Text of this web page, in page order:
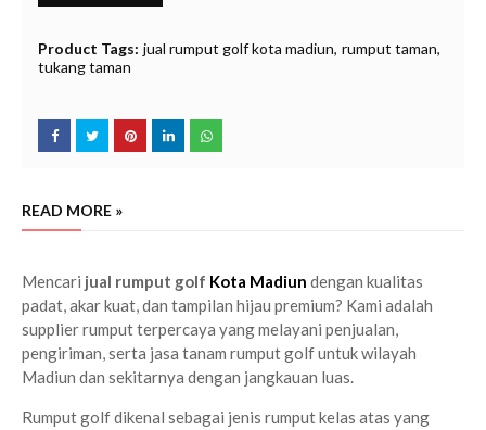
Product Tags: jual rumput golf kota madiun rumput taman
tukang taman
READ MORE »
Mencari jual rumput golf Kota Madiun dengan kualitas
padat, akar kuat, dan tampilan hijau premium? Kami adalah
supplier rumput terpercaya yang melayani penjualan,
pengiriman, serta jasa tanam rumput golf untuk wilayah
Madiun dan sekitarnya dengan jangkauan luas.
Rumput golf dikenal sebagai jenis rumput kelas atas yang